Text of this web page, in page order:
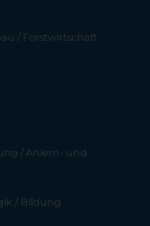
/ Forstwirtschaft
/ Anlern- und
/ Bildung